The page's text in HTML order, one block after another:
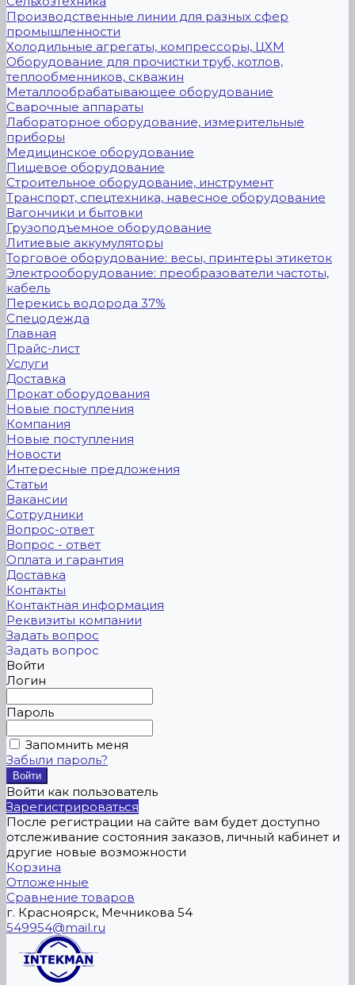
Производственные линии для разных сфер
промышленности
Холодильные агрегаты, компрессоры, ЦХМ
Оборудование для прочистки труб, котлов,
теплообменников, скважин
Металлообрабатывающее оборудование
Сварочные аппараты
Лабораторное оборудование, измерительные
приборы
Медицинское оборудование
Пищевое оборудование
Строительное оборудование, инструмент
Транспорт, спецтехника, навесное оборудование
Вагончики и бытовки
Грузоподъемное оборудование
Литиевые аккумуляторы
Торговое оборудование: весы, принтеры этикеток
Электрооборудование: преобразователи частоты,
кабель
Перекись водорода 37%
Спецодежда
Главная
Прайс-лист
Услуги
Доставка
Прокат оборудования
Новые поступления
Компания
Новые поступления
Новости
Интересные предложения
Статьи
Вакансии
Сотрудники
Вопрос-ответ
Вопрос - ответ
Оплата и гарантия
Доставка
Контакты
Контактная информация
Реквизиты компании
Задать вопрос
Задать вопрос
Войти
Логин
Пароль
Запомнить меня
Забыли пароль?
Войти как пользователь
Зарегистрироваться
После регистрации на сайте вам будет доступно
отслеживание состояния заказов, личный кабинет и
другие новые возможности
Корзина
Отложенные
Сравнение товаров
г. Красноярск, Мечникова 54
549954@mail.ru